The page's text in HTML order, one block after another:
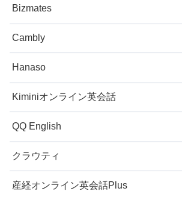
Bizmates
Cambly
Hanaso
Kiminiオンライン英会話
QQ English
クラウティ
産経オンライン英会話Plus